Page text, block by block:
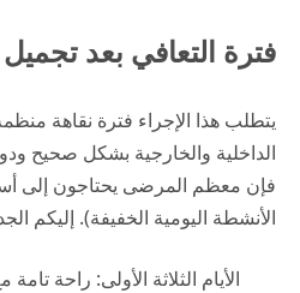
فترة التعافي بعد
يتطلب هذا الإجراء فترة نقاهة
الداخلية والخارجية بشكل صحيح
فإن معظم المرضى يحتاجون إلى
الأنشطة اليومية الخفيفة). إليكم
الأيام الثلاثة الأولى: راحة